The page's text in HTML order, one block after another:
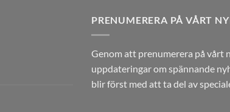
PRENUMERERA PÅ VÅRT
Genom att prenumerera på vårt
uppdateringar om spännande
blir först med att ta del av